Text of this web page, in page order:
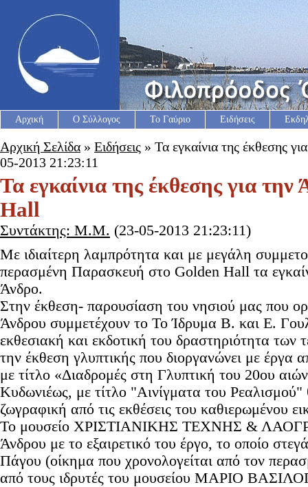
Αρχική Ο Σύλλογος Το Γαύριο Ειδήσεις
Αρχική Σελίδα » Ειδήσεις » Τα εγκαίνια της έκθεσης
05-2013 21:23:11
Τα εγκαίνια της έκθεσης για
Hall
Συντάκτης: Μ.Μ. (23-05-2013 21:23:11)
Με ιδιαίτερη λαμπρότητα και με μεγάλη
περασμένη Παρασκευή στο Golden Hall τα
Άνδρο.
Στην έκθεση- παρουσίαση του νησιού μας που
Άνδρου συμμετέχουν το Το Ίδρυμα Β. και Ε.
εκθεσιακή και εκδοτική του δραστηριότητα των
την έκθεση γλυπτικής που διοργανώνει με έργα
με τίτλο «Διαδρομές στη Γλυπτική του 20ου
Κυδωνιέως, με τίτλο "Αινίγματα του
ζωγραφική από τις εκθέσεις του
Το μουσείο ΧΡΙΣΤΙΑΝΙΚΗΣ ΤΕΧΝΗΣ &
Άνδρου με το εξαιρετικό του έργο, το οποίο
Πάγου (οίκημα που χρονολογείται από τον
από τους ιδρυτές του μουσείου ΜΑΡΙΟ